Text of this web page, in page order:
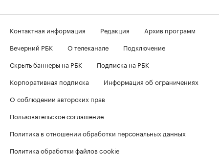
Контактная информация Редакция
Архив программ
Вечерний РБК
О телеканале
Подключение
Скрыть баннеры на РБК
Подписка на РБК
Корпоративная подписка
Информация об ограничениях
О соблюдении авторских прав
Пользовательское соглашение
Политика в отношении обработки персональных данных
Политика обработки файлов cookie